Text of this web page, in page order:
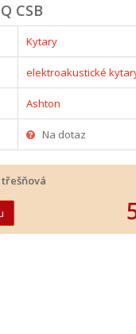
CSB
Kytary
elektroakustické
Ashton
Na dotaz
třešňová